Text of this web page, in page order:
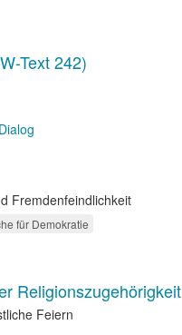
Text 242)
Fremdenfeindlichkeit
für Demokratie
Religionszugehörigkeit
Feiern